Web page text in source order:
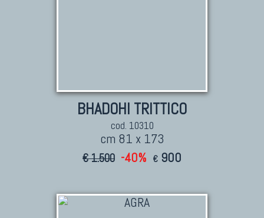
BHADOHI TRITTICO
cod. 10310
cm 81 x 173
€ 1.500 -40% € 900